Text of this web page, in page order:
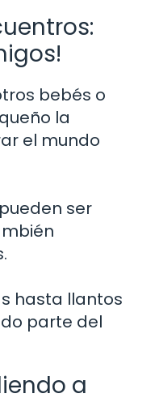
bebés o
la
el mundo
ser
hasta llantos
parte del
a